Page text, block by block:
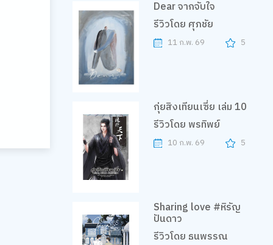
Dear จากจับใจ
รีวิวโดย ศุภชัย
11 ก.พ. 69 5
กุ่ยสิงเทียนเซี่ย เล่ม 10
รีวิวโดย พรทิพย์
10 ก.พ. 69 5
Sharing love #หิรัญ
ปันดาว
รีวิวโดย ธนพรรณ